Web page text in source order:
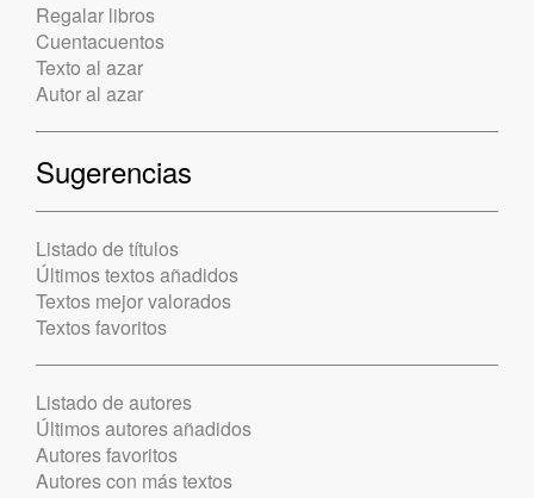
Regalar libros
Cuentacuentos
Texto al azar
Autor al azar
Sugerencias
Listado de títulos
Últimos textos añadidos
Textos mejor valorados
Textos favoritos
Listado de autores
Últimos autores añadidos
Autores favoritos
Autores con más textos